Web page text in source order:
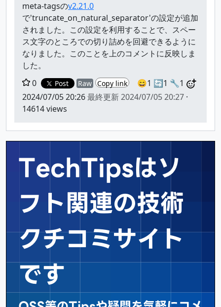
meta-tagsのv2.21.0
で'truncate_on_natural_separator'の設定が追加
されました。この設定を利用することで、スペー
ス文字のところでの切り詰めを回避できるように
なりました。このことを上のコメントに反映しま
した。
0
Post Raw Copy link 😄1 🔄1 🔧1
2024/07/05 20:26最終更新2024/07/05 20:27 ·
14614 views
TechTipsはソ
フト関連の技術
クチコミサイト
です